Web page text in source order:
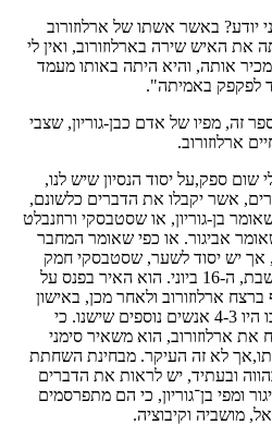
יודע? באשר אשתו של ארלוזורוב
האיש שירה בארלוזורוב, ואין לי
אותה, והיא היתה באותו מעמד
לפקפק באמיתה".
זה, מפיו של אדם כבן-גוריון, שצבי
ארלוזורוב.
שום ספק,על יסוד הנסיון שיש לנו,
אשר יקבלו את הדברים כלשונם,
בן-גוריון, או שסטבסקי ורוזנבלט
אביגור. או כפי שאומר המחבר
אך יש יסוד לשער, שסטבסקי חמק
למלון "תורגמן" בירושלים, בליל שבת, ה-16 ביוני. הוא האיר בפנס על
ארלוזורוב ולאחר מכן, באישון
לילה, התגנב שוב לאותו מלון, שבו היו 4-3 אנשים נוספים שישנו. כי
ארלוזורוב, הוא משאיר סימני
לא זה העיקר. מבחינת השחתת
ובעתיד, יש לראות את הדברים
ומפי בן־גוריון, כי הם מתפרסמים
מושביה וקיבוציה.